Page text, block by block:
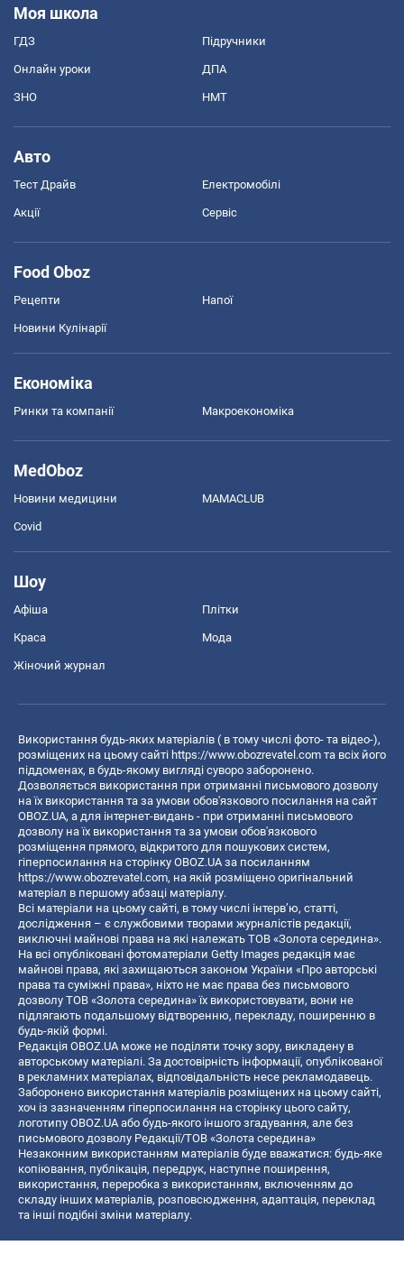
Моя школа
ГДЗ Підручники
Онлайн уроки ДПА
ЗНО НМТ
Авто
Тест Драйв Електромобілі
Акції Сервіс
Food Oboz
Рецепти Напої
Новини Кулінарії
Економіка
Ринки та компанії Макроекономіка
MedOboz
Новини медицини MAMACLUB
Covid
Шоу
Афіша Плітки
Краса Мода
Жіночий журнал
Використання будь-яких матеріалів ( в тому числі фото- та відео-),
розміщених на цьому сайті https://www.obozrevatel.com та всіх його
піддоменах, в будь-якому вигляді суворо заборонено.
Дозволяється використання при отриманні письмового дозволу
на їх використання та за умови обов'язкового посилання на сайт
OBOZ.UA, а для інтернет-видань - при отриманні письмового
дозволу на їх використання та за умови обов'язкового
розміщення прямого, відкритого для пошукових систем,
гіперпосилання на сторінку OBOZ.UA за посиланням
https://www.obozrevatel.com, на якій розміщено оригінальний
матеріал в першому абзаці матеріалу.
Всі матеріали на цьому сайті, в тому числі інтерв’ю, статті,
дослідження – є службовими творами журналістів редакції,
виключні майнові права на які належать ТОВ «Золота середина».
На всі опубліковані фотоматеріали Getty Images редакція має
майнові права, які захищаються законом України «Про авторські
права та суміжні права», ніхто не має права без письмового
дозволу ТОВ «Золота середина» їх використовувати, вони не
підлягають подальшому відтворенню, перекладу, поширенню в
будь-якій формі.
Редакція OBOZ.UA може не поділяти точку зору, викладену в
авторському матеріалі. За достовірність інформації, опублікованої
в рекламних матеріалах, відповідальність несе рекламодавець.
Заборонено використання матеріалів розміщених на цьому сайті,
хоч із зазначенням гіперпосилання на сторінку цього сайту,
логотипу OBOZ.UA або будь-якого іншого згадування, але без
письмового дозволу Редакції/ТОВ «Золота середина»
Незаконним використанням матеріалів буде вважатися: будь-яке
копiювання, публiкацiя, передрук, наступне поширення,
використання, переробка з використанням, включенням до
складу інших матеріалів, розповсюдження, адаптація, переклад
та інші подібні зміни матеріалу.